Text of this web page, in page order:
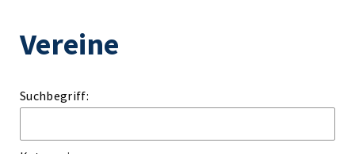
Vereine
Suchbegriff: